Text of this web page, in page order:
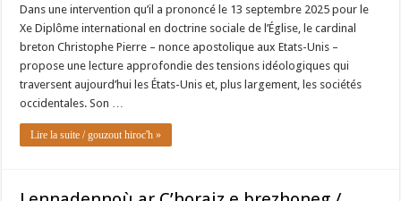
Dans une intervention qu’il a prononcé le 13 septembre 2025 pour le
Xe Diplôme international en doctrine sociale de l’Église, le cardinal
breton Christophe Pierre – nonce apostolique aux Etats-Unis –
propose une lecture approfondie des tensions idéologiques qui
traversent aujourd’hui les États-Unis et, plus largement, les sociétés
occidentales. Son …
Lire la suite / gouzout hiroc'h »